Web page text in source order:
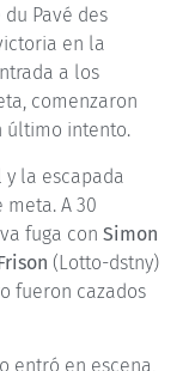
Pavé des
en la
a los
comenzaron
último intento.
la escapada
A 30
fuga con Simon
(Lotto-dstny)
fueron cazados
entró en escena,